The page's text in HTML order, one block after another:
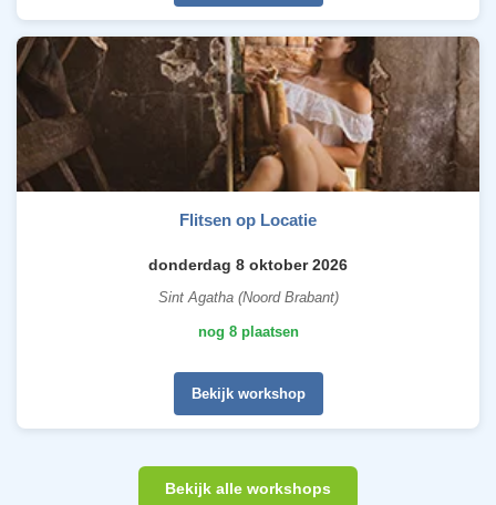
Flitsen op Locatie
donderdag 8 oktober 2026
Sint Agatha (Noord Brabant)
nog 8 plaatsen
Bekijk workshop
Bekijk alle workshops